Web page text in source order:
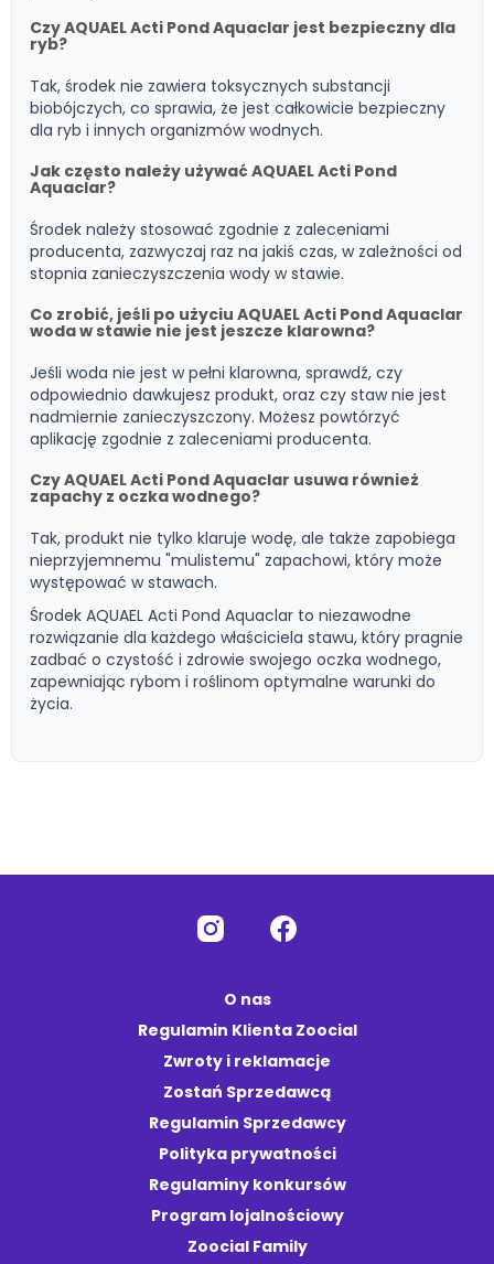
Czy AQUAEL Acti Pond Aquaclar jest bezpieczny dla
ryb?
Tak, środek nie zawiera toksycznych substancji
biobójczych, co sprawia, że jest całkowicie bezpieczny
dla ryb i innych organizmów wodnych.
Jak często należy używać AQUAEL Acti Pond
Aquaclar?
Środek należy stosować zgodnie z zaleceniami
producenta, zazwyczaj raz na jakiś czas, w zależności od
stopnia zanieczyszczenia wody w stawie.
Co zrobić, jeśli po użyciu AQUAEL Acti Pond Aquaclar
woda w stawie nie jest jeszcze klarowna?
Jeśli woda nie jest w pełni klarowna, sprawdź, czy
odpowiednio dawkujesz produkt, oraz czy staw nie jest
nadmiernie zanieczyszczony. Możesz powtórzyć
aplikację zgodnie z zaleceniami producenta.
Czy AQUAEL Acti Pond Aquaclar usuwa również
zapachy z oczka wodnego?
Tak, produkt nie tylko klaruje wodę, ale także zapobiega
nieprzyjemnemu "mulistemu" zapachowi, który może
występować w stawach.
Środek AQUAEL Acti Pond Aquaclar to niezawodne
rozwiązanie dla każdego właściciela stawu, który pragnie
zadbać o czystość i zdrowie swojego oczka wodnego,
zapewniając rybom i roślinom optymalne warunki do
życia.
O nas
Regulamin Klienta Zoocial
Zwroty i reklamacje
Zostań Sprzedawcą
Regulamin Sprzedawcy
Polityka prywatności
Regulaminy konkursów
Program lojalnościowy
Zoocial Family